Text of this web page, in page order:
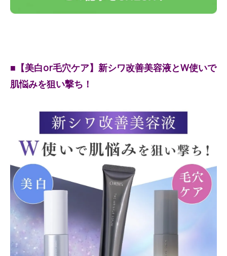
■【美白or毛穴ケア】新シワ改善美容液とW使いで
肌悩みを狙い撃ち！